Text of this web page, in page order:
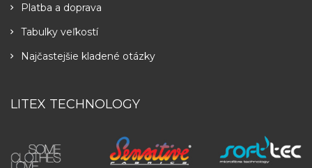
Platba a doprava
Tabulky veľkostí
Najčastejšie kladené otázky
LITEX TECHNOLOGY